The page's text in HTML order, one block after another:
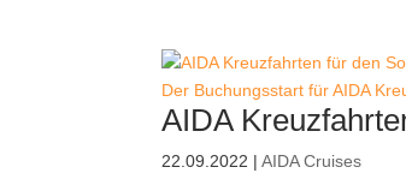
Der Buchungsstart für AIDA
AIDA
22.09.2022 |AIDA Cruises